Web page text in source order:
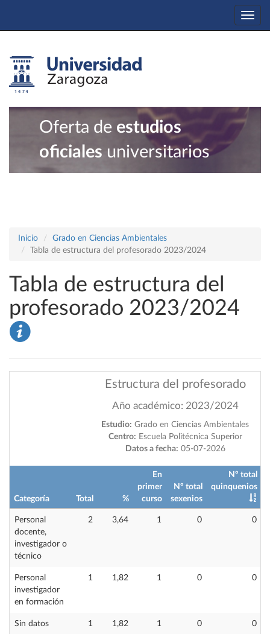
Oferta de estudios
oficiales universitarios
Inicio
Grado en Ciencias Ambientales
Tabla de estructura del profesorado 2023/2024
Tabla de estructura del
profesorado 2023/2024
Estructura del profesorado
Año académico: 2023/2024
Estudio: Grado en Ciencias Ambientales
Centro: Escuela Politécnica Superior
Datos a fecha: 05-07-2026
Categoría Total %
En
primer
curso
Nº total
sexenios
Nº total
quinquenios
Personal
docente,
investigador o
técnico
2 3,64 1 0 0
Personal
investigador
en formación
1 1,82 1 0 0
Sin datos 1 1,82 1 0 0